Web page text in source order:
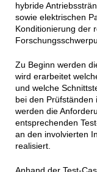
hybride
sowie elektrischen
Konditionierung der
Zu Beginn werden
wird erarbeitet
und welche
bei den Prüfständen
werden die
entsprechenden
an den involvierten
realisiert.